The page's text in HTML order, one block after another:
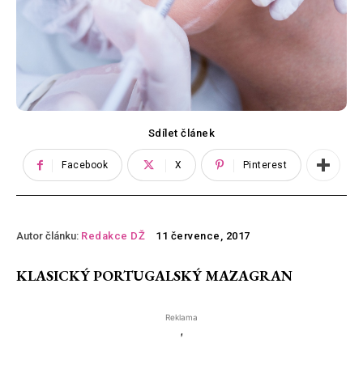
Sdílet článek
Facebook X Pinterest
Autor článku: Redakce DŽ 11 července, 2017
KLASICKÝ PORTUGALSKÝ MAZAGRAN
Reklama
'